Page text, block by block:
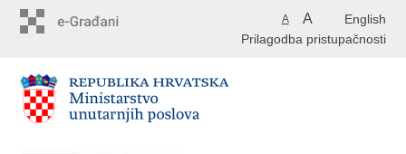
English
A A
Prilagodba pristupačnosti